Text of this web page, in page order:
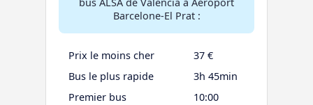
bus ALSA de Valencia à Aéroport
Barcelone-El Prat :
Prix le moins cher
37 €
Bus le plus rapide
3h 45min
Premier bus
10:00